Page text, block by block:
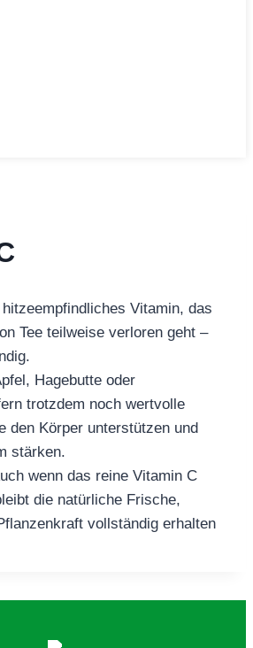
Vitamin, das
Tee teilweise verloren geht –
Hagebutte oder
trotzdem noch wertvolle
den Körper unterstützen und
stärken.
wenn das reine Vitamin C
die natürliche Frische,
vollständig erhalten